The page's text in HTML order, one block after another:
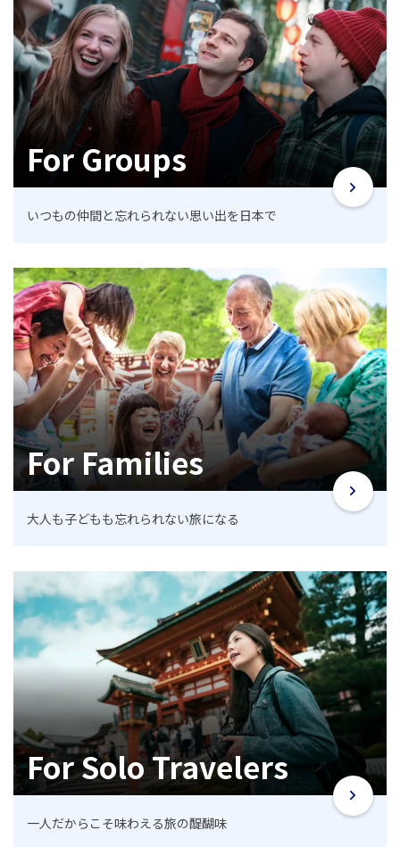
For Groups
いつもの仲間と忘れられない思い出を日本で
For Families
大人も子どもも忘れられない旅になる
For Solo Travelers
一人だからこそ味わえる旅の醍醐味